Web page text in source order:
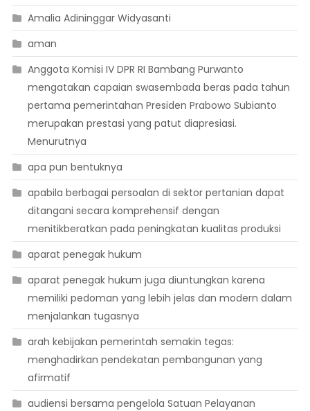
Amalia Adininggar Widyasanti
aman
Anggota Komisi IV DPR RI Bambang Purwanto
mengatakan capaian swasembada beras pada tahun
pertama pemerintahan Presiden Prabowo Subianto
merupakan prestasi yang patut diapresiasi.
Menurutnya
apa pun bentuknya
apabila berbagai persoalan di sektor pertanian dapat
ditangani secara komprehensif dengan
menitikberatkan pada peningkatan kualitas produksi
aparat penegak hukum
aparat penegak hukum juga diuntungkan karena
memiliki pedoman yang lebih jelas dan modern dalam
menjalankan tugasnya
arah kebijakan pemerintah semakin tegas:
menghadirkan pendekatan pembangunan yang
afirmatif
audiensi bersama pengelola Satuan Pelayanan